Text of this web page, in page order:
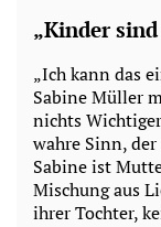
„Kinder
„Ich kann das
Sabine Müller
nichts
wahre Sinn,
Sabine ist
Mischung aus
ihrer Tochter,